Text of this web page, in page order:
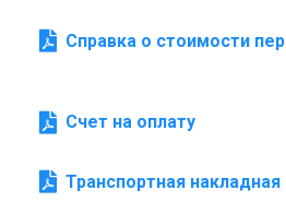
Справка о стоимости
Счет на оплату
Транспортная накладная